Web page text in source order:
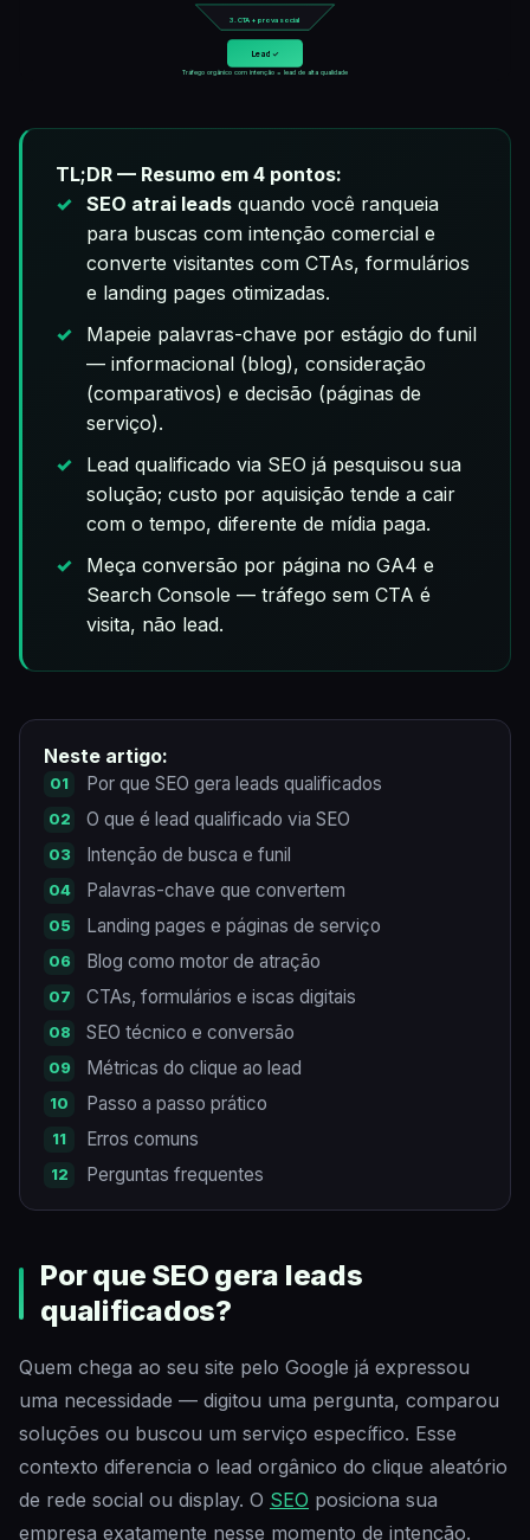
3. CTA + prova social
Lead ✓
Tráfego orgânico com intenção = lead de alta qualidade
TL;DR — Resumo em 4 pontos:
SEO atrai leads quando você ranqueia
para buscas com intenção comercial e
converte visitantes com CTAs, formulários
e landing pages otimizadas.
Mapeie palavras-chave por estágio do funil
— informacional (blog), consideração
(comparativos) e decisão (páginas de
serviço).
Lead qualificado via SEO já pesquisou sua
solução; custo por aquisição tende a cair
com o tempo, diferente de mídia paga.
Meça conversão por página no GA4 e
Search Console — tráfego sem CTA é
visita, não lead.
Neste artigo:
Por que SEO gera leads qualificados
O que é lead qualificado via SEO
Intenção de busca e funil
Palavras-chave que convertem
Landing pages e páginas de serviço
Blog como motor de atração
CTAs, formulários e iscas digitais
SEO técnico e conversão
Métricas do clique ao lead
Passo a passo prático
Erros comuns
Perguntas frequentes
Por que SEO gera leads
qualificados?
Quem chega ao seu site pelo Google já expressou
uma necessidade — digitou uma pergunta, comparou
soluções ou buscou um serviço específico. Esse
contexto diferencia o lead orgânico do clique aleatório
de rede social ou display. O SEO posiciona sua
empresa exatamente nesse momento de intenção.